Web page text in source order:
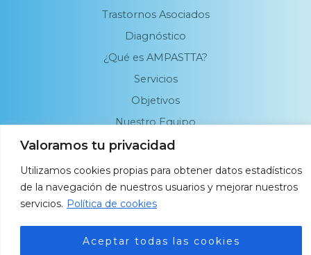
Valoramos tu privacidad
Utilizamos cookies propias para obtener datos estadísticos
de la navegación de nuestros usuarios y mejorar nuestros
servicios. Política de cookies
Aceptar todas las cookies
Trastornos Asociados
Diagnóstico
¿Qué es AMPASTTA?
Servicios
Objetivos
Nuestro Equipo
Copyright © 2026 AMPASTTA